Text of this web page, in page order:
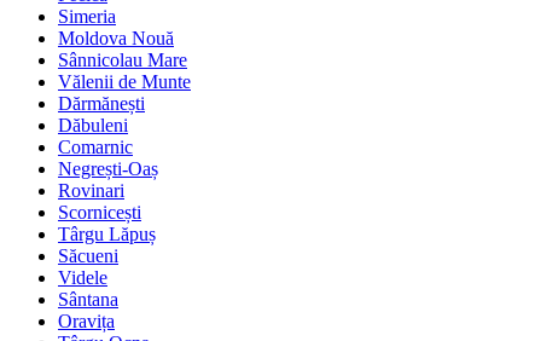
Simeria
Moldova Nouă
Sânnicolau Mare
Vălenii de Munte
Dărmănești
Dăbuleni
Comarnic
Negrești-Oaș
Rovinari
Scornicești
Târgu Lăpuș
Săcueni
Videle
Sântana
Oravița